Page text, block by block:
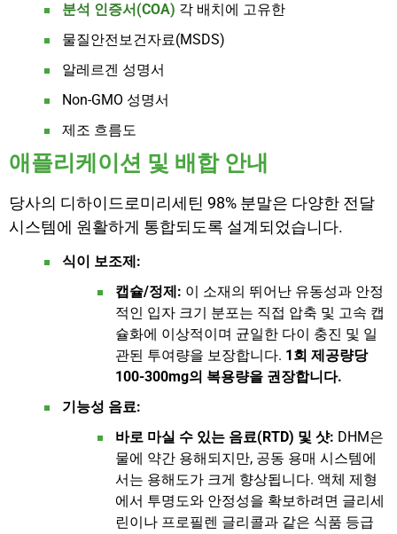
분석 인증서(COA) 각 배치에 고유한
물질안전보건자료(MSDS)
알레르겐 성명서
Non-GMO 성명서
제조 흐름도
애플리케이션 및 배합 안내
당사의 디하이드로미리세틴 98% 분말은 다양한 전달
시스템에 원활하게 통합되도록 설계되었습니다.
식이 보조제:
캡슐/정제: 이 소재의 뛰어난 유동성과 안정
적인 입자 크기 분포는 직접 압축 및 고속 캡
슐화에 이상적이며 균일한 다이 충진 및 일
관된 투여량을 보장합니다. 1회 제공량당
100-300mg의 복용량을 권장합니다.
기능성 음료:
바로 마실 수 있는 음료(RTD) 및 샷: DHM은
물에 약간 용해되지만, 공동 용매 시스템에
서는 용해도가 크게 향상됩니다. 액체 제형
에서 투명도와 안정성을 확보하려면 글리세
린이나 프로필렌 글리콜과 같은 식품 등급